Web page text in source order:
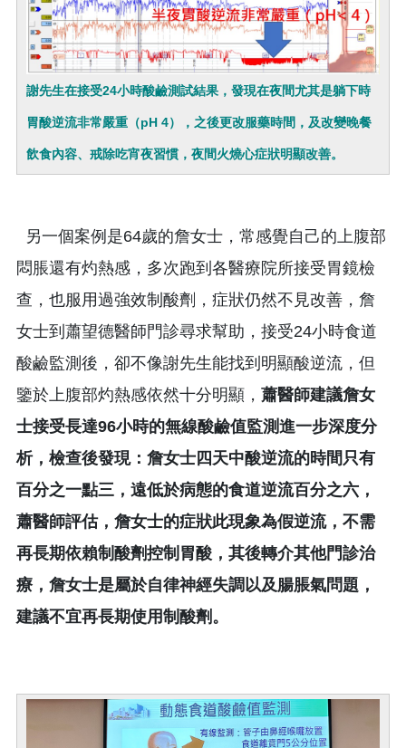
謝先生在接受24小時酸鹼測試結果，發現在夜間尤其是躺下時
胃酸逆流非常嚴重（pH 4），之後更改服藥時間，及改變晚餐
飲食內容、戒除吃宵夜習慣，夜間火燒心症狀明顯改善。
另一個案例是64歲的詹女士，常感覺自己的上腹部
悶脹還有灼熱感，多次跑到各醫療院所接受胃鏡檢
查，也服用過強效制酸劑，症狀仍然不見改善，詹
女士到蕭望德醫師門診尋求幫助，接受24小時食道
酸鹼監測後，卻不像謝先生能找到明顯酸逆流，但
鑒於上腹部灼熱感依然十分明顯， 蕭醫師建議詹女
士接受長達96小時的無線酸鹼值監測進一步深度分
析，檢查後發現：詹女士四天中酸逆流的時間只有
百分之一點三，遠低於病態的食道逆流百分之六，
蕭醫師評估，詹女士的症狀此現象為假逆流，不需
再長期依賴制酸劑控制胃酸，其後轉介其他門診治
療，詹女士是屬於自律神經失調以及腸脹氣問題，
建議不宜再長期使用制酸劑。